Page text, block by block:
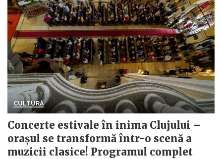
CULTURĂ
Concerte estivale în inima Clujului –
orașul se transformă într-o scenă a
muzicii clasice! Programul complet